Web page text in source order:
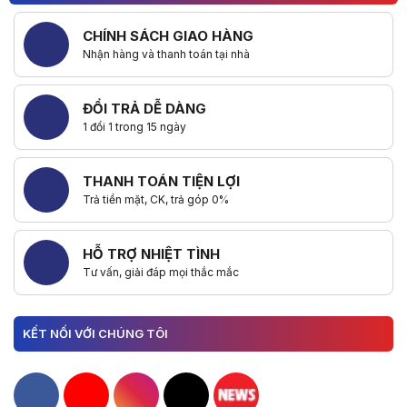
CHÍNH SÁCH GIAO HÀNG
Nhận hàng và thanh toán tại nhà
ĐỔI TRẢ DỄ DÀNG
1 đổi 1 trong 15 ngày
THANH TOÁN TIỆN LỢI
Trả tiền mặt, CK, trả góp 0%
HỖ TRỢ NHIỆT TÌNH
Tư vấn, giải đáp mọi thắc mắc
KẾT NỐI VỚI CHÚNG TÔI